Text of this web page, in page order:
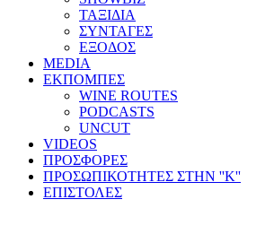
ΤΑΞΙΔΙΑ
ΣΥΝΤΑΓΕΣ
ΕΞΟΔΟΣ
MEDIA
ΕΚΠΟΜΠΕΣ
WINE ROUTES
PODCASTS
UNCUT
VIDEOS
ΠΡΟΣΦΟΡΕΣ
ΠΡΟΣΩΠΙΚΟΤΗΤΕΣ ΣΤΗΝ ''Κ''
ΕΠΙΣΤΟΛΕΣ